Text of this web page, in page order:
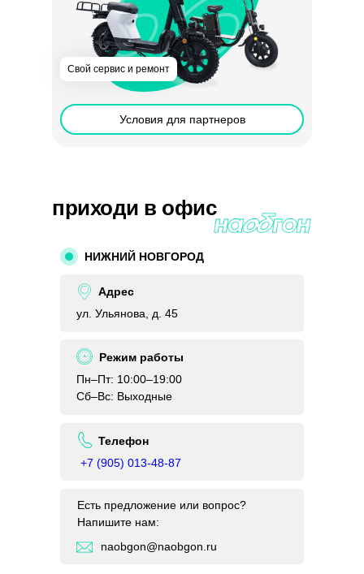
Условия для партнеров
Свой сервис и ремонт
приходи в офис
ул. Ульянова, д. 45
Адрес
Пн–Пт: 10:00–19:00
Сб–Вс: Выходные
Режим работы
+7 (905) 013-48-87
Телефон
НИЖНИЙ НОВГОРОД
Есть предложение или вопрос?
Напишите нам:
naobgon@naobgon.ru